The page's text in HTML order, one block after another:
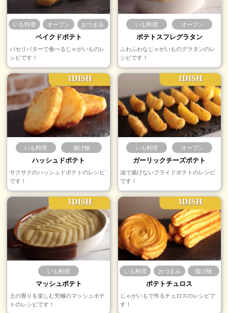
いも料理 オーブン おつまみ
ベイクドポテト
パセリバターで食べるじゃがいものレ
シピです！
いも料理 オーブン
ポテトスフレグラタン
ふわふわなじゃがいものグラタンのレ
シピです！
1DISH
いも料理 揚げ物
ハッシュドポテト
サクサクのハッシュドポテトのレシピ
です！
1DISH
いも料理 オーブン
ガーリックチーズポテト
油で揚げないフライドポテトのレシピ
です！
1DISH
いも料理
マッシュポテト
土の香りを楽しむ究極のマッシュポテ
トのレシピです！
1DISH
いも料理 おつまみ 揚げ物
ポテトチュロス
じゃがいもで作るチュロスのレシピで
す！